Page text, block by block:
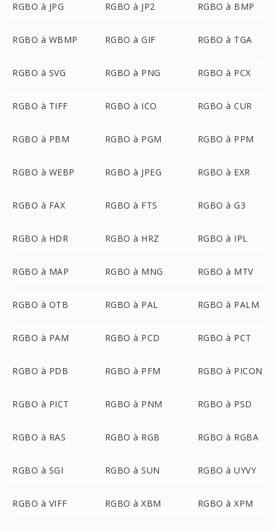
RGBO à JPG RGBO à JP2 RGBO à BMP
RGBO à WBMP RGBO à GIF RGBO à TGA
RGBO à SVG RGBO à PNG RGBO à PCX
RGBO à TIFF RGBO à ICO RGBO à CUR
RGBO à PBM RGBO à PGM RGBO à PPM
RGBO à WEBP RGBO à JPEG RGBO à EXR
RGBO à FAX RGBO à FTS RGBO à G3
RGBO à HDR RGBO à HRZ RGBO à IPL
RGBO à MAP RGBO à MNG RGBO à MTV
RGBO à OTB RGBO à PAL RGBO à PALM
RGBO à PAM RGBO à PCD RGBO à PCT
RGBO à PDB RGBO à PFM RGBO à PICON
RGBO à PICT RGBO à PNM RGBO à PSD
RGBO à RAS RGBO à RGB RGBO à RGBA
RGBO à SGI RGBO à SUN RGBO à UYVY
RGBO à VIFF RGBO à XBM RGBO à XPM